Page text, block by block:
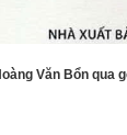
Văn Bổn qua